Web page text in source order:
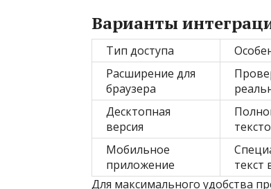
Варианты
Тип доступа
Расширение для
браузера
Десктопная
версия
Мобильное
приложение
текст
Для максимального удобства